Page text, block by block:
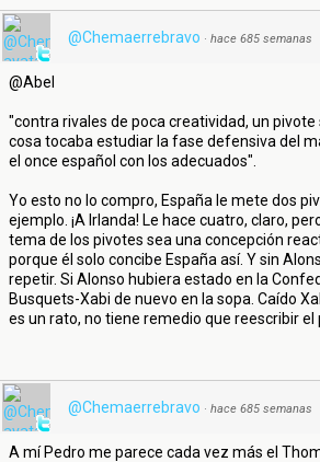
@Chemaerrebravo · hace 685 semanas
@Abel
"contra rivales de poca creatividad, un pivote
cosa tocaba estudiar la fase defensiva del
el once español con los adecuados".
Yo esto no lo compro, España le mete dos
ejemplo. ¡A Irlanda! Le hace cuatro, claro,
tema de los pivotes sea una concepción
porque él solo concibe España así. Y sin
repetir. Si Alonso hubiera estado en la
Busquets-Xabi de nuevo en la sopa. Caído
es un rato, no tiene remedio que reescribir el
@Chemaerrebravo · hace 685 semanas
A mí Pedro me parece cada vez más el